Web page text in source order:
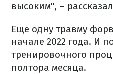
высоким", –
Еще одну травму
начале 2022 года. И
тренировочного
полтора месяца.